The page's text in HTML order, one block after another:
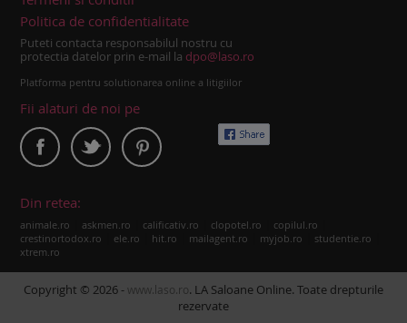
Politica de confidentialitate
Puteti contacta responsabilul nostru cu
protectia datelor prin e-mail la dpo@laso.ro
Platforma pentru solutionarea online a litigiilor
Fii alaturi de noi pe
Din retea:
animale.ro askmen.ro calificativ.ro clopotel.ro copilul.ro
crestinortodox.ro ele.ro hit.ro mailagent.ro myjob.ro studentie.ro
xtrem.ro
Copyright © 2026 - www.laso.ro. LA Saloane Online. Toate drepturile
rezervate